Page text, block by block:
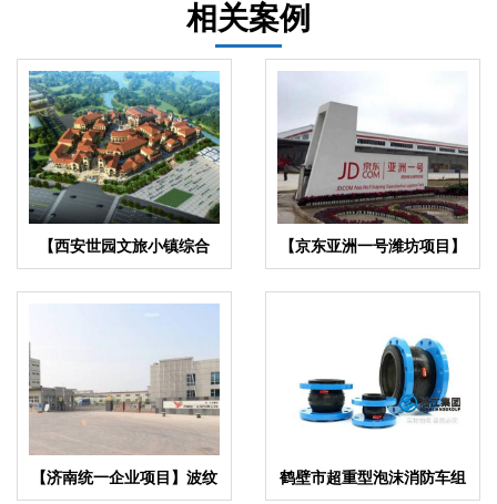
相关案例
【西安世园文旅小镇综合
体】弹簧减震器合同
【京东亚洲一号潍坊项目】
橡胶接头合同
【济南统一企业项目】波纹
鹤壁市超重型泡沫消防车组